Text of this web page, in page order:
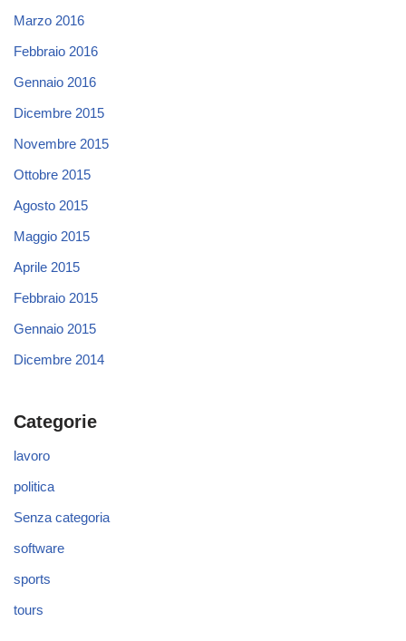
Marzo 2016
Febbraio 2016
Gennaio 2016
Dicembre 2015
Novembre 2015
Ottobre 2015
Agosto 2015
Maggio 2015
Aprile 2015
Febbraio 2015
Gennaio 2015
Dicembre 2014
Categorie
lavoro
politica
Senza categoria
software
sports
tours